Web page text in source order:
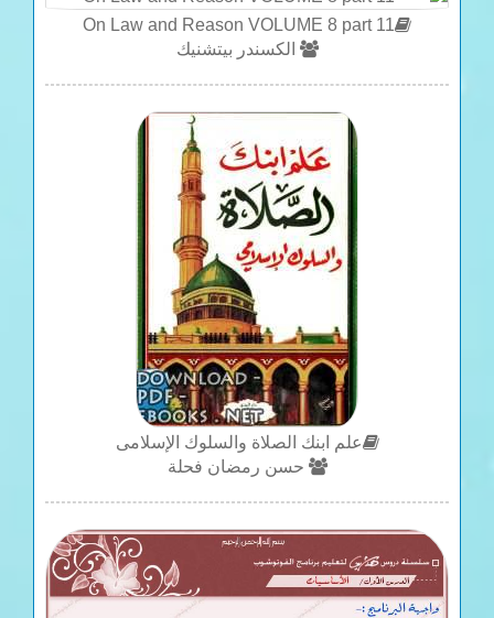
On Law and Reason VOLUME 8 part 11
الكسندر بيتشنيك
علم ابنك الصلاة والسلوك الإسلامى
حسن رمضان فحلة